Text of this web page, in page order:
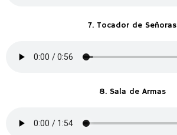
7. Tocador de Señoras
8. Sala de Armas